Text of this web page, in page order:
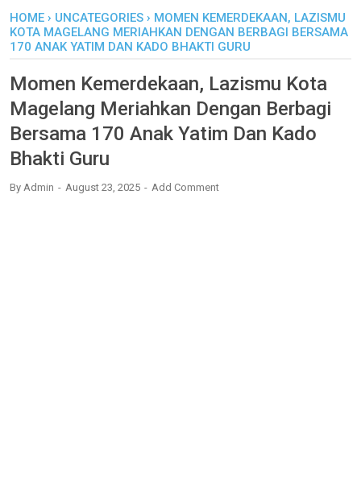
HOME › UNCATEGORIES › MOMEN KEMERDEKAAN, LAZISMU
KOTA MAGELANG MERIAHKAN DENGAN BERBAGI BERSAMA
170 ANAK YATIM DAN KADO BHAKTI GURU
Momen Kemerdekaan, Lazismu Kota
Magelang Meriahkan Dengan Berbagi
Bersama 170 Anak Yatim Dan Kado
Bhakti Guru
By Admin August 23, 2025 Add Comment